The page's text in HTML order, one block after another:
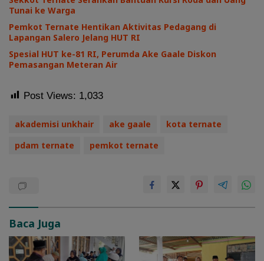
Tunai ke Warga
Pemkot Ternate Hentikan Aktivitas Pedagang di
Lapangan Salero Jelang HUT RI
Spesial HUT ke-81 RI, Perumda Ake Gaale Diskon
Pemasangan Meteran Air
Post Views: 1,033
akademisi unkhair ake gaale
kota ternate
pdam ternate
pemkot ternate
Baca Juga